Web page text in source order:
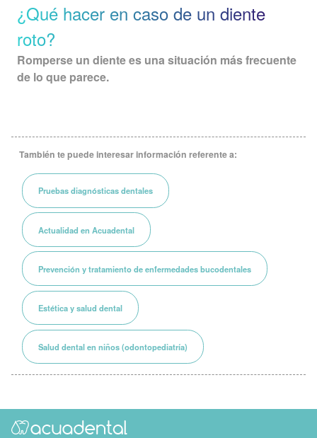
¿Qué hacer en caso de un diente
roto?
Romperse un diente es una situación más frecuente
de lo que parece.
También te puede interesar información referente a:
Pruebas diagnósticas dentales
Actualidad en Acuadental
Prevención y tratamiento de enfermedades bucodentales
Estética y salud dental
Salud dental en niños (odontopediatría)